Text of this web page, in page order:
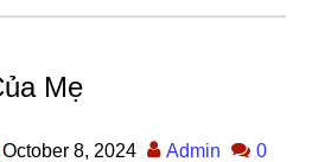
Mẹ
October 8, 2024 Admin
0